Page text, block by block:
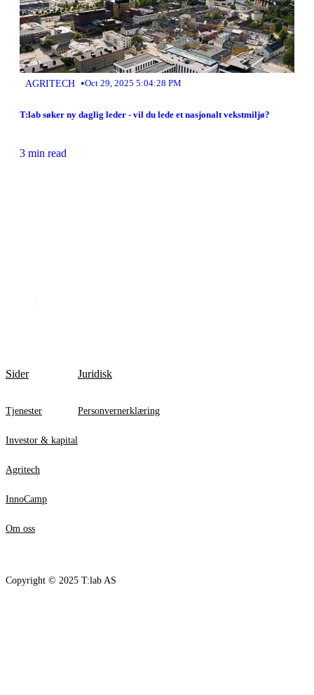
AGRITECH •Oct 29, 2025 5:04:28 PM
T:lab søker ny daglig leder - vil du lede et nasjonalt vekstmiljø?
3 min read
Sider
Tjenester
Investor & kapital
Agritech
InnoCamp
Om oss
Juridisk
Personvernerklæring
Copyright © 2025 T:lab AS